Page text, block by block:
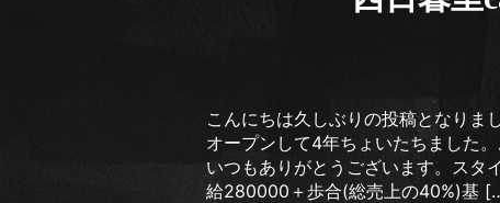
こんにちは久しぶりの投稿となりま
オープンして4年ちょいたちました。
いつもありがとうございます。スタ
給280000＋歩合(総売上の40%)基